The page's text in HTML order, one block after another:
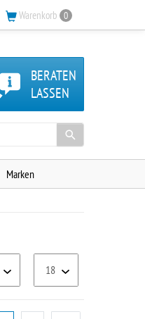
Warenkorb 0
BERATEN
LASSEN
Marken